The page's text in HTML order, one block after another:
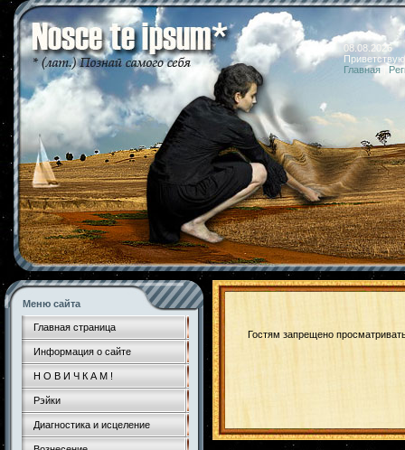
08.08.2026
Главная
Меню сайта
Главная страница
Информация о сайте
Н О В И Ч К А М !
Рэйки
Диагностика и исцеление
Гостям запрещено